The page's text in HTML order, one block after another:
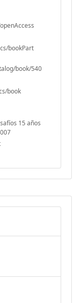
bookPart
book/540
book
15 años